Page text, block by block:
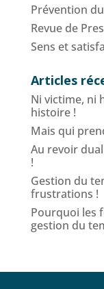
Prévention
Revue de
Sens et
Articles
Ni victime, ni
histoire !
Mais qui
Au revoir
!
Gestion du
frustrations !
Pourquoi les
gestion du